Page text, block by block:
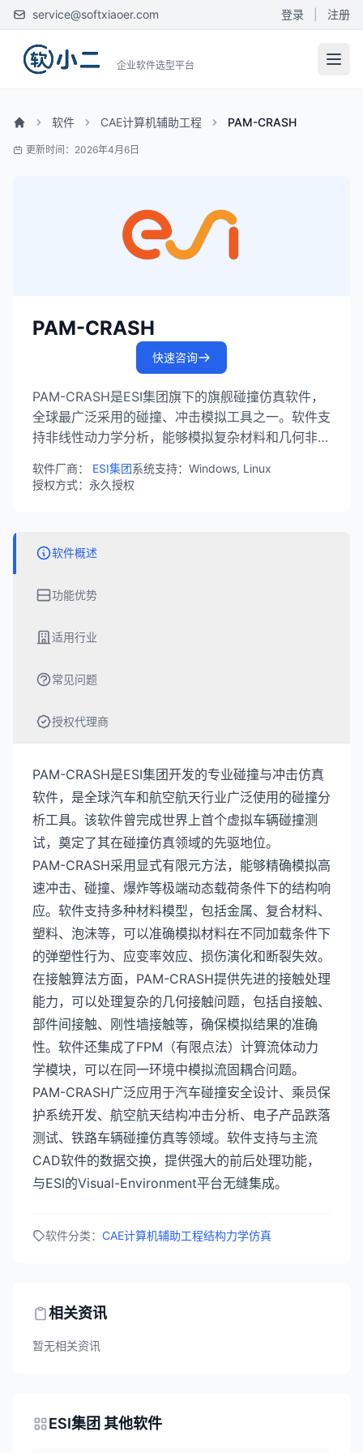
service@softxiaoer.com 登录 注册
企业软件选型平台
软件 CAE计算机辅助工程 PAM-CRASH
更新时间：2026年4月6日
PAM-CRASH
快速咨询
PAM-CRASH是ESI集团旗下的旗舰碰撞仿真软件，
全球最广泛采用的碰撞、冲击模拟工具之一。软件支
持非线性动力学分析，能够模拟复杂材料和几何非线
等场景，帮助工程师在产品设计阶段预测和优化结构
软件厂商： ESI集团系统支持：Windows, Linux
授权方式：永久授权
软件概述
功能优势
适用行业
常见问题
授权代理商
PAM-CRASH是ESI集团开发的专业碰撞与冲击仿真
软件，是全球汽车和航空航天行业广泛使用的碰撞分
析工具。该软件曾完成世界上首个虚拟车辆碰撞测
试，奠定了其在碰撞仿真领域的先驱地位。
PAM-CRASH采用显式有限元方法，能够精确模拟高
速冲击、碰撞、爆炸等极端动态载荷条件下的结构响
应。软件支持多种材料模型，包括金属、复合材料、
塑料、泡沫等，可以准确模拟材料在不同加载条件下
的弹塑性行为、应变率效应、损伤演化和断裂失效。
在接触算法方面，PAM-CRASH提供先进的接触处理
能力，可以处理复杂的几何接触问题，包括自接触、
部件间接触、刚性墙接触等，确保模拟结果的准确
性。软件还集成了FPM（有限点法）计算流体动力
学模块，可以在同一环境中模拟流固耦合问题。
PAM-CRASH广泛应用于汽车碰撞安全设计、乘员保
护系统开发、航空航天结构冲击分析、电子产品跌落
测试、铁路车辆碰撞仿真等领域。软件支持与主流
CAD软件的数据交换，提供强大的前后处理功能，
与ESI的Visual-Environment平台无缝集成。
软件分类： CAE计算机辅助工程结构力学仿真
相关资讯
暂无相关资讯
ESI集团 其他软件